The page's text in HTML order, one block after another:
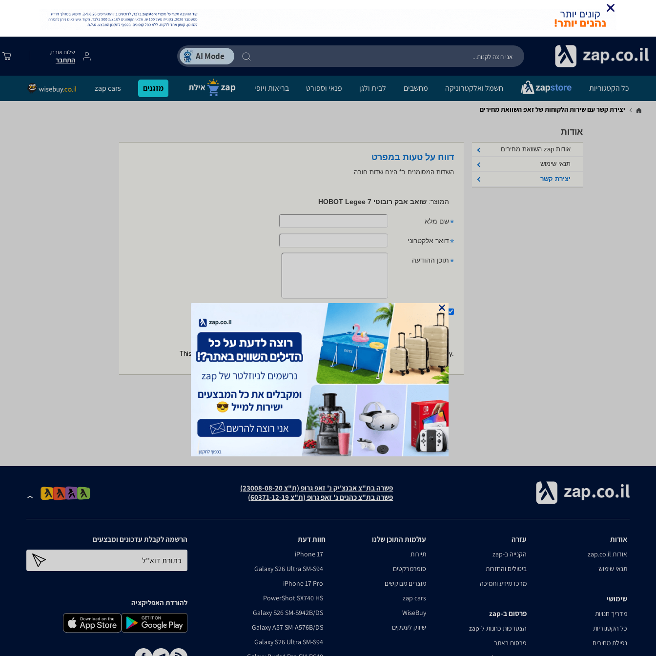
שלום אורח,
התחבר
כל הקטגוריות חשמל ואלקטרוניקה מחשבים לבית ולגן פנאי וספורט בריאות ויופי מזגנים zap cars
יצירת קשר עם שירות הלקוחות של זאפ השוואת מחירים
אודות
אודות zap השוואת מחירים
תנאי שימוש
יצירת קשר
דווח על טעות במפרט
השדות המסומנים ב* הינם שדות חובה
המוצר: שואב אבק רובוטי HOBOT Legee 7
*שם מלא
*דואר אלקטרוני
*תוכן ההודעה
אני מאשר/ת את תנאי השימוש מדיניות הפרטיות
This site is protected by reCAPTCHA and the Google Privacy Policy andTerms of Serviceapply.
פשרה בת"צ אבנצ'יק נ' זאפ גרופ (ת"צ 23008-08-20)
פשרה בת"צ כהנים נ' זאפ גרופ (ת"צ 60371-12-19)
אודות
אודות zap.co.il
תנאי שימוש
שימושי
מדריך חנויות
כל הקטגוריות
נפילת מחירים
עזרה
הקנייה ב-zap
ביטולים והחזרות
מרכז מידע ותמיכה
פרסום ב-zap
הצטרפות כחנות ל-zap
פרסום באתר
עולמות התוכן שלנו
תיירות
סופרמרקטים
מוצרים מבוקשים
zap cars
WiseBuy
שיווק לעסקים
חוות דעת
iPhone 17
Galaxy S26 Ultra SM-S94
iPhone 17 Pro
PowerShot SX740 HS
Galaxy S26 SM-S942B/DS
Galaxy A57 SM-A576B/DS
Galaxy S26 Ultra SM-S94
הרשמה לקבלת עדכונים ומבצעים
כתובת דוא''ל
להורדת האפליקציה